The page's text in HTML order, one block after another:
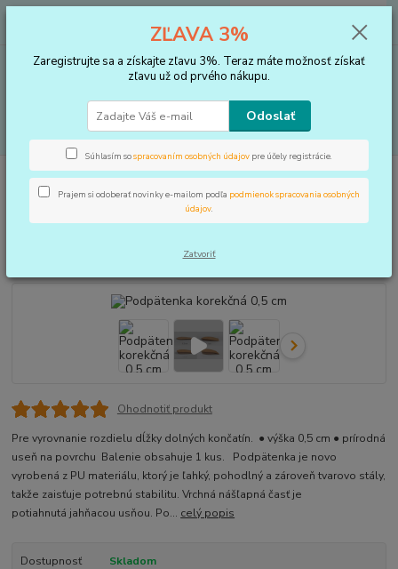
za0 €
Úvod VLOŽKY DO TOPÁNOK, KOREKTORY
Podpätenky a pätičky
Podpätenka korekčná 0,5 cm
Podpätenka korekčná 0,5 cm
Ohodnotiť produkt
Pre vyrovnanie rozdielu dĺžky dolných končatín. ● výška 0,5 cm ● prírodná
useň na povrchu Balenie obsahuje 1 kus. Podpätenka je novo
vyrobená z PU materiálu, ktorý je ľahký, pohodlný a zároveň tvarovo stály,
takže zaisťuje potrebnú stabilitu. Vrchná nášľapná časť je
potiahnutá jahňacou usňou. Po... celý popis
Dostupnosť
Skladom
ZĽAVA 3%
Zaregistrujte sa a získajte zľavu 3%. Teraz máte možnosť získať
zľavu už od prvého nákupu.
Odoslať
Súhlasím sospracovaním osobných údajov pre účely registrácie.
Prajem si odoberať novinky e-mailom podľa podmienok spracovania osobných
údajov.
Zatvoriť